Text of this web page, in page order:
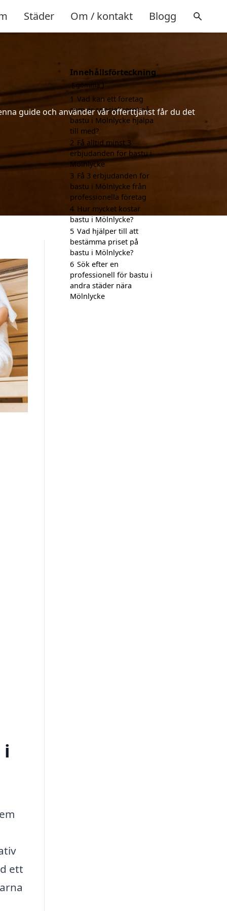
Städer Om / kontakt Blogg
guide och använder vår offerttjänst får du det
i
ett
Innehållsförteckning
gömma
1 Vad kan ett företag
som är specialiserat på
bastu i Mölnlycke hjälpa
till med?
2 Få alltid minst 3
erbjudanden för bastu i
Mölnlycke
3 Få 3 erbjudanden för
bastu i Mölnlycke från
professionella företag
4 Hur mycket kostar
bastu i Mölnlycke?
5 Vad hjälper till att
bestämma priset på
bastu i Mölnlycke?
6 Sök efter en
professionell för bastu i
andra städer nära
Mölnlycke